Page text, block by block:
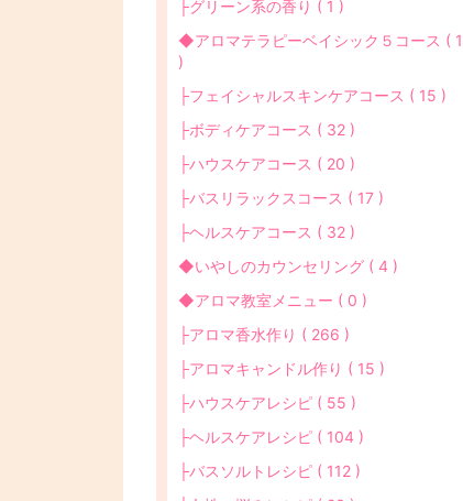
├グリーン系の香り ( 1 )
◆アロマテラピーベイシック５コース ( 1
)
├フェイシャルスキンケアコース ( 15 )
├ボディケアコース ( 32 )
├ハウスケアコース ( 20 )
├バスリラックスコース ( 17 )
├ヘルスケアコース ( 32 )
◆いやしのカウンセリング ( 4 )
◆アロマ教室メニュー ( 0 )
├アロマ香水作り ( 266 )
├アロマキャンドル作り ( 15 )
├ハウスケアレシピ ( 55 )
├ヘルスケアレシピ ( 104 )
├バスソルトレシピ ( 112 )